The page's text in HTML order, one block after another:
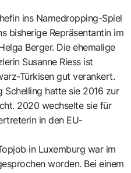
ins Namedropping-Spiel
bisherige Repräsentantin im
Berger. Die ehemalige
Susanne Riess ist
Türkisen gut verankert.
Schelling hatte sie 2016 zur
2020 wechselte sie für
in den EU-
in Luxemburg war im
worden. Bei einem